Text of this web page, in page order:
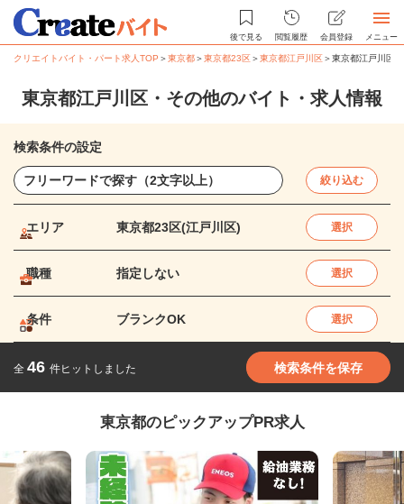
後で見る 閲覧履歴 会員登録 メニュー
クリエイトバイト・パート求人TOP ＞東京都＞東京都23区＞東京都江戸川区＞東京都江戸川区
東京都江戸川区・その他のバイト・求人情報
検索条件の設定
絞り込む
エリア 東京都23区(江戸川区) 選択
職種 指定しない 選択
条件 ブランクOK 選択
全 46 件ヒットしました 検索条件を保存
東京都のピックアップPR求人